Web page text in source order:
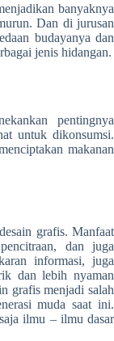
banyaknya
Dan di jurusan
budayanya dan
jenis hidangan.
pentingnya
untuk dikonsumsi.
makanan
grafis. Manfaat
dan juga
informasi, juga
dan lebih nyaman
grafis menjadi salah
muda saat ini.
ilmu – ilmu dasar